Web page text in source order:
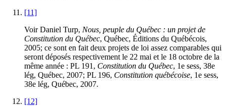
[11]
Voir Daniel Turp, Nous, peuple du Québec : un projet de
Constitution du Québec, Québec, Éditions du Québécois,
2005; ce sont en fait deux projets de loi assez comparables qui
seront déposés respectivement le 22 mai et le 18 octobre de la
même année : PL 191, Constitution du Québec, 1e sess, 38e
lég, Québec, 2007; PL 196, Constitution québécoise, 1e sess,
38e lég, Québec, 2007.
[12]